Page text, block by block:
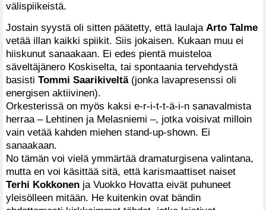
välispiikeistä.
Jostain syystä oli sitten päätetty, että laulaja Arto Talme
vetää illan kaikki spiikit. Siis jokaisen. Kukaan muu ei
hiiskunut sanaakaan. Ei edes pientä muisteloa
säveltäjänero Koskiselta, tai spontaania tervehdystä
basisti Tommi Saarikiveltä(jonka lavapresenssi oli
energisen aktiivinen).
Orkesterissä on myös kaksi e-r-i-t-t-ä-i-n sanavalmista
herraa – Lehtinen ja Melasniemi –, jotka voisivat milloin
vain vetää kahden miehen stand-up-shown. Ei
sanaakaan.
No tämän voi vielä ymmärtää dramaturgisena valintana,
mutta en voi käsittää sitä, että karismaattiset naiset
Terhi Kokkonen ja Vuokko Hovatta eivät puhuneet
yleisölleen mitään. He kuitenkin ovat bändin